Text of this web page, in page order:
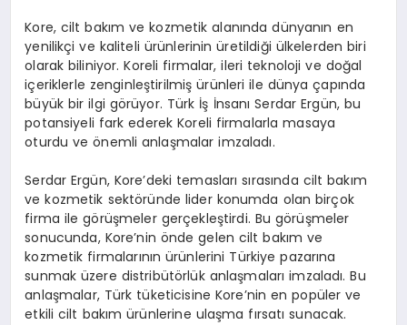
Kore, cilt bakım ve kozmetik alanında dünyanın en
yenilikçi ve kaliteli ürünlerinin üretildiği ülkelerden biri
olarak biliniyor. Koreli firmalar, ileri teknoloji ve doğal
içeriklerle zenginleştirilmiş ürünleri ile dünya çapında
büyük bir ilgi görüyor. Türk İş İnsanı Serdar Ergün, bu
potansiyeli fark ederek Koreli firmalarla masaya
oturdu ve önemli anlaşmalar imzaladı.
Serdar Ergün, Kore’deki temasları sırasında cilt bakım
ve kozmetik sektöründe lider konumda olan birçok
firma ile görüşmeler gerçekleştirdi. Bu görüşmeler
sonucunda, Kore’nin önde gelen cilt bakım ve
kozmetik firmalarının ürünlerini Türkiye pazarına
sunmak üzere distribütörlük anlaşmaları imzaladı. Bu
anlaşmalar, Türk tüketicisine Kore’nin en popüler ve
etkili cilt bakım ürünlerine ulaşma fırsatı sunacak.